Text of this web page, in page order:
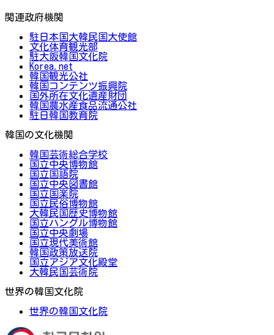
関連政府機関
駐日本国大韓民国大使館
文化体育観光部
駐大阪韓国文化院
Korea.net
韓国観光公社
韓国コンテンツ振興院
国外所在文化遺産財団
韓国農水産食品流通公社
駐日韓国教育院
韓国の文化機関
韓国芸術総合学校
国立中央博物館
国立国語院
国立中央図書館
国立国楽院
国立民俗博物館
大韓民国歴史博物館
国立ハングル博物館
国立中央劇場
国立現代美術館
韓国政策放送院
国立アジア文化殿堂
大韓民国芸術院
世界の韓国文化院
世界の韓国文化院